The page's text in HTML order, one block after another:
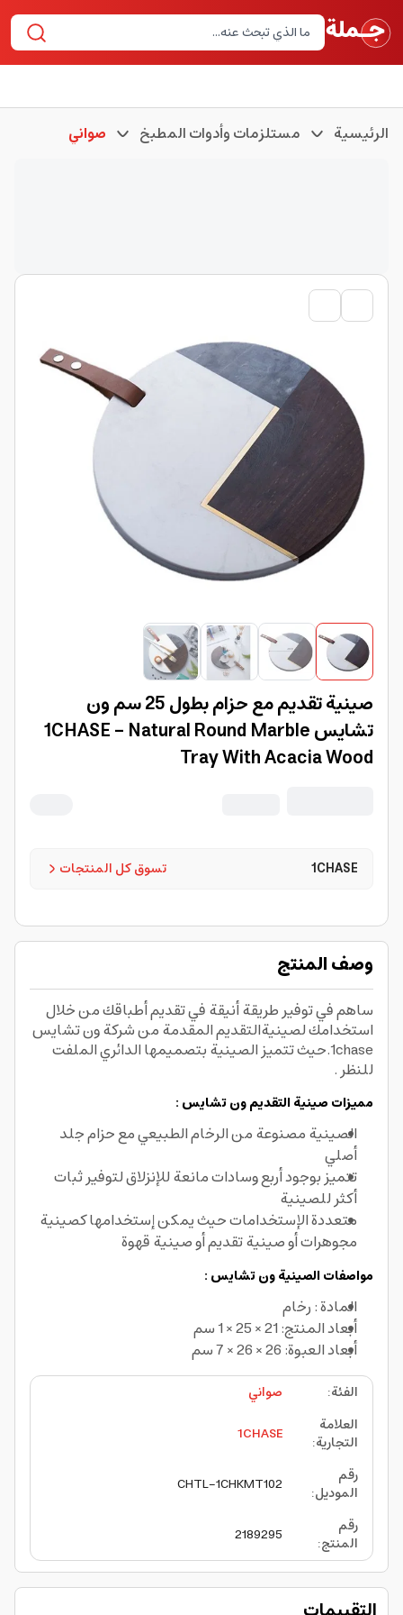
الرئيسية مستلزمات وأدوات المطبخ صواني
صينية تقديم مع حزام بطول 25 سم ون
تشايس 1CHASE - Natural Round Marble
Tray With Acacia Wood
تسوق كل المنتجات 1CHASE
وصف المنتج
ساهم في توفير طريقة أنيقة في تقديم أطباقك من خلال
استخدامك لصينيةالتقديم المقدمة من شركة ون تشايس
1chase.حيث تتميز الصينية بتصميمها الدائري الملفت
للنظر .
مميزات صينية التقديم ون تشايس :
الصينية مصنوعة من الرخام الطبيعي مع حزام جلد
أصلي
تتميز بوجود أربع وسادات مانعة للإنزلاق لتوفير ثبات
أكثر للصينية
متعددة الإستخدامات حيث يمكن إستخدامها كصينية
مجوهرات أو صينية تقديم أو صينية قهوة
مواصفات الصينية ون تشايس :
المادة : رخام
أبعاد المنتج: 21 × 25 × 1 سم
أبعاد العبوة: 26 × 26 × 7 سم
الفئة:
صواني
العلامة
التجارية:
1CHASE
رقم
الموديل:
CHTL-1CHKMT102
رقم
المنتج:
2189295